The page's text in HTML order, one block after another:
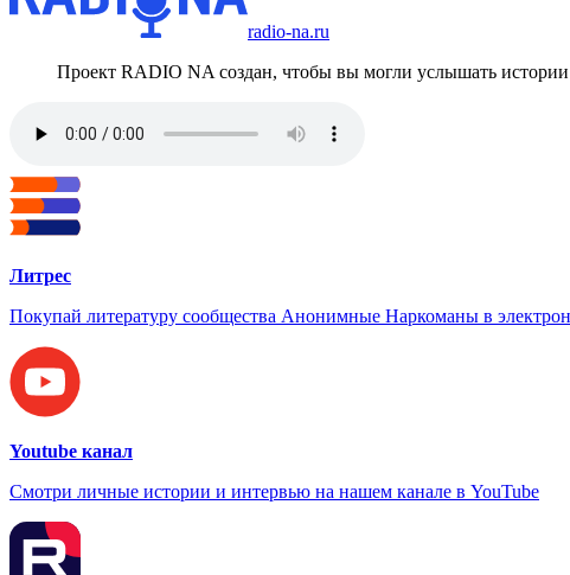
radio-na.ru
Проект RADIO NA создан, чтобы вы могли услышать
Литрес
Покупай литературу сообщества Анонимные Наркоманы в
Youtube канал
Смотри личные истории и интервью на нашем канале в YouTube